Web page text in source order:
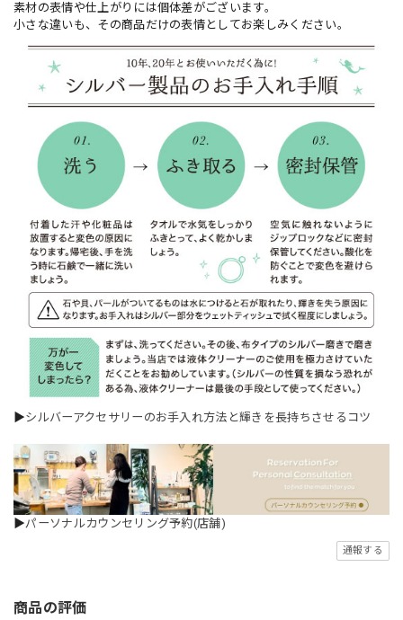
素材の表情や仕上がりには個体差がございます。
小さな違いも、その商品だけの表情としてお楽しみください。
▶シルバーアクセサリーのお手入れ方法と輝きを長持ちさせるコツ
▶パーソナルカウンセリング予約(店舗)
通報する
商品の評価